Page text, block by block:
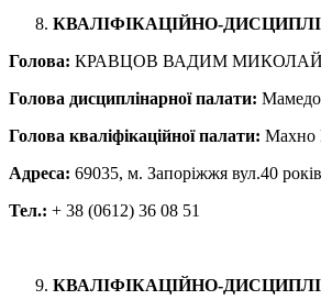
КВАЛІФІКАЦІЙНО-
Голова: КРАВЦОВ ВАДИМ
Голова дисциплінарної палати:
Голова кваліфікаційної палати: Махно
Адреса: 69035, м. Запоріжжя вул.40
Тел.: + 38 (0612) 36 08 51
КВАЛІФІКАЦІЙНО-